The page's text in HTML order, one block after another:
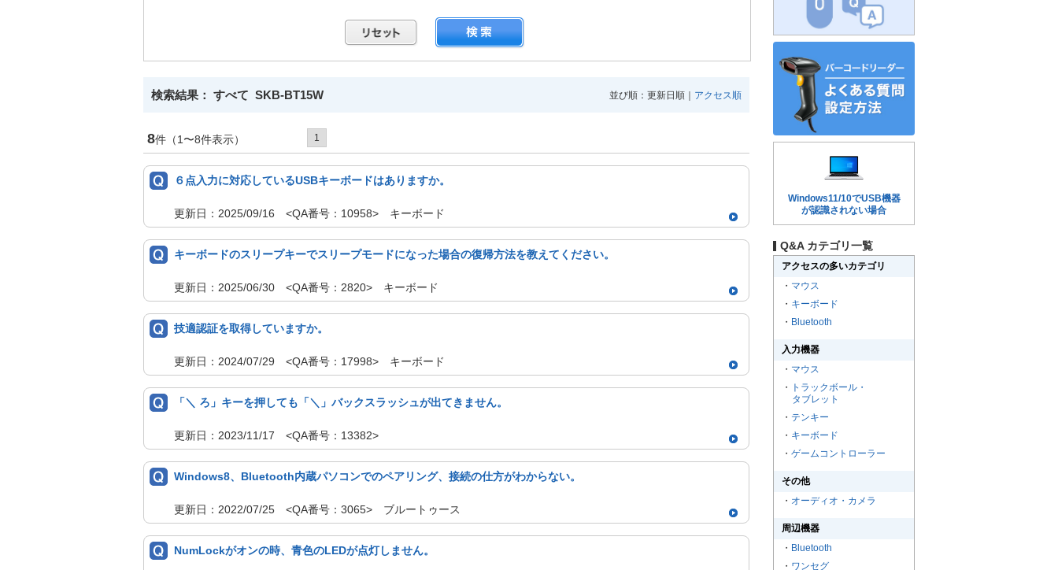
検索結果： すべて SKB-BT15W 並び順：更新日順｜ アクセス順
8件（1〜8件表示） 1
６点入力に対応しているUSBキーボードはありますか。
更新日：2025/09/16 <QA番号：10958> キーボード
キーボードのスリープキーでスリープモードになった場合の復帰方法を教えてください。
更新日：2025/06/30 <QA番号：2820> キーボード
技適認証を取得していますか。
更新日：2024/07/29 <QA番号：17998> キーボード
「＼ ろ」キーを押しても「＼」バックスラッシュが出てきません。
更新日：2023/11/17 <QA番号：13382>
Windows8、Bluetooth内蔵パソコンでのペアリング、接続の仕方がわからない。
更新日：2022/07/25 <QA番号：3065> ブルートゥース
NumLockがオンの時、青色のLEDが点灯しません。
Windows11/10でUSB機器
が認識されない場合
Q&A カテゴリ一覧
アクセスの多いカテゴリ
・ マウス
・ キーボード
・ Bluetooth
入力機器
・ マウス
・
トラックボール・
タブレット
・ テンキー
・ キーボード
・ ゲームコントローラー
その他
・ オーディオ・カメラ
周辺機器
・ Bluetooth
・ ワンセグ